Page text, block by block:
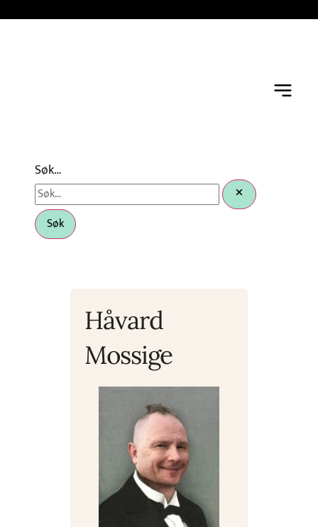
Søk…
Søk
Håvard
Mossige